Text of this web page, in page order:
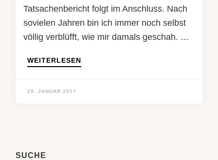
Tatsachenbericht folgt im Anschluss. Nach
sovielen Jahren bin ich immer noch selbst
völlig verblüfft, wie mir damals geschah. …
WEITERLESEN
29. JANUAR 2017
SUCHE